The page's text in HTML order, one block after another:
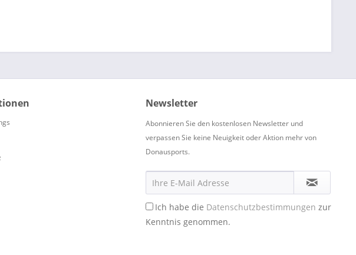
Newsletter
Abonnieren Sie den kostenlosen Newsletter und
verpassen Sie keine Neuigkeit oder Aktion mehr von
Donausports.
Ich habe die Datenschutzbestimmungen zur
Kenntnis genommen.